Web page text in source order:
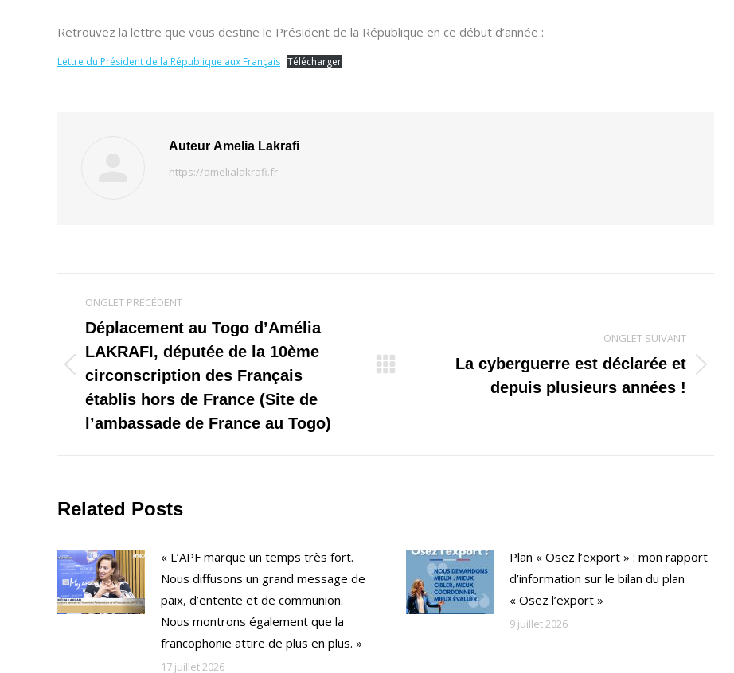
Retrouvez la lettre que vous destine le Président de la République en ce début d’année :
Lettre du Président de la République aux Français Télécharger
Auteur Amelia Lakrafi
https://amelialakrafi.fr
Navigation
de
commentaire
ONGLET PRÉCÉDENT
Onglet
précédent
Déplacement au Togo d’Amélia
LAKRAFI, députée de la 10ème
circonscription des Français
établis hors de France (Site de
l’ambassade de France au Togo)
ONGLET SUIVANT
Onglet
La cyberguerre est déclarée et
depuis plusieurs années !
Related Posts
« L’APF marque un temps très fort.
Nous diffusons un grand message de
paix, d’entente et de communion.
Nous montrons également que la
francophonie attire de plus en plus. »
17 juillet 2026
Plan « Osez l’export » : mon rapport
d’information sur le bilan du plan
« Osez l’export »
9 juillet 2026